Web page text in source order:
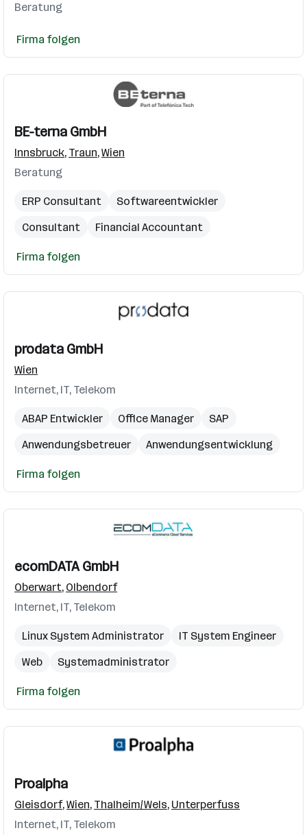
Beratung
Firma folgen
BE-terna GmbH
Innsbruck, Traun,Wien
Beratung
ERP Consultant
Softwareentwickler
Consultant
Financial Accountant
Supply Chain Management
Firma folgen
prodata GmbH
Wien
Internet, IT, Telekom
ABAP Entwickler Office Manager
SAP
Anwendungsbetreuer
Anwendungsentwicklung
Firma folgen
ecomDATA GmbH
Oberwart, Olbendorf
Internet, IT, Telekom
Linux System Administrator
IT System Engineer
Web
Systemadministrator
IT Systemadministrator
Firma folgen
Proalpha
Gleisdorf,Wien, Thalheim/Wels, Unterperfuss
Internet, IT, Telekom